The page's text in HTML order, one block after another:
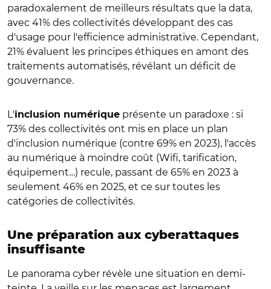
paradoxalement de meilleurs résultats que la data,
avec 41% des collectivités développant des cas
d'usage pour l'efficience administrative. Cependant,
21% évaluent les principes éthiques en amont des
traitements automatisés, révélant un déficit de
gouvernance.
L'inclusion numérique présente un paradoxe : si
73% des collectivités ont mis en place un plan
d'inclusion numérique (contre 69% en 2023), l'accès
au numérique à moindre coût (Wifi, tarification,
équipement…) recule, passant de 65% en 2023 à
seulement 46% en 2025, et ce sur toutes les
catégories de collectivités.
Une préparation aux cyberattaques
insuffisante
Le panorama cyber révèle une situation en demi-